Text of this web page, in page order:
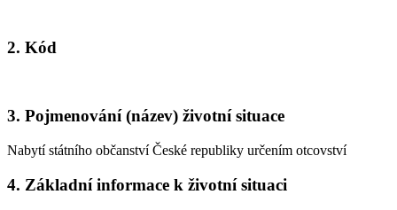
2. Kód
3. Pojmenování (název) životní situace
Nabytí státního občanství České republiky určením otcovství
4. Základní informace k životní situaci